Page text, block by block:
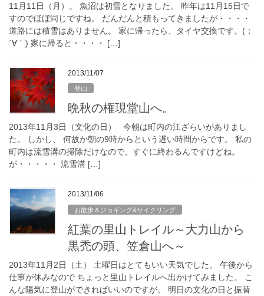
11月11日（月）。 魚沼は初雪となりました。 昨年は11月15日で
すのでほぼ同じですね。 だんだんと積もってきましたが・・・・
道路には積雪はありません。 家に帰ったら、タイヤ交換です。(；
´∀｀) 家に帰ると・・・・ […]
2013/11/07
登山
晩秋の権現堂山へ。
2013年11月3日（文化の日） 今朝は町内の江ざらいがありまし
た。 しかし、 何故か朝の9時からという遅い時間からです。 私の
町内は流雪溝の掃除だけなので、すぐに終わるんですけどね。
が・・・・・ 流雪溝 […]
2013/11/06
お散歩＆ジョギング&サイクリング
紅葉の里山トレイル～大力山から
黒禿の頭、笠倉山へ～
2013年11月2日（土） 土曜日はとてもいい天気でした。 午後から
仕事が休みなので ちょっと里山トレイルへ出かけてみました。 こ
んな陽気に登山ができればいいのですが。 明日の文化の日と振替